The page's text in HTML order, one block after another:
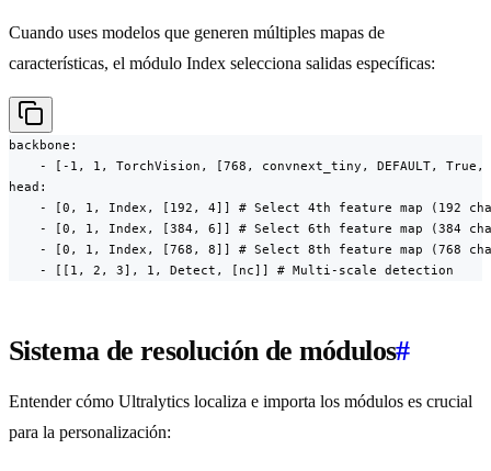
Cuando uses modelos que generen múltiples mapas de
características, el módulo Index selecciona salidas específicas:
backbone:
- [-1, 1, TorchVision, [768, convnext_tiny, DEFAULT,
head:
- [0, 1, Index, [192, 4]] # Select 4th feature map (192
- [0, 1, Index, [384, 6]] # Select 6th feature map (384
- [0, 1, Index, [768, 8]] # Select 8th feature map (768
    - [[1, 2, 3], 1, Detect, [nc]] # Multi-scale detection
Sistema de resolución de módulos#
Entender cómo Ultralytics localiza e importa los módulos es crucial
para la personalización: